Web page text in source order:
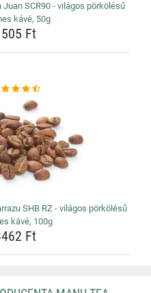
SCR90 - világos pörkölésű
kávé, 50g
Ft
SHB RZ - világos pörkölésű
kávé, 100g
Ft